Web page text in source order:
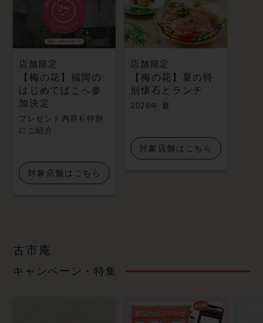
店舗限定
【梅の花】福岡の
はじめてばこへ参
加決定
プレゼント内容も特別
にご紹介
対象店舗はこちら
店舗限定
【梅の花】夏の特
別懐石とランチ
2026年 夏
対象店舗はこちら
古市庵
キャンペーン・特集